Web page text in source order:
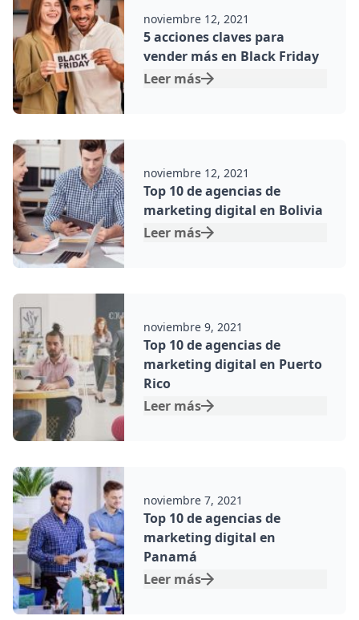
noviembre 12, 2021
5 acciones claves para
vender más en Black Friday
Leer más
Por:
noviembre 12, 2021
Top 10 de agencias de
marketing digital en Bolivia
Leer más
Por:
noviembre 9, 2021
Top 10 de agencias de
marketing digital en Puerto
Rico
Leer más
Por:
noviembre 7, 2021
Top 10 de agencias de
marketing digital en
Panamá
Leer más